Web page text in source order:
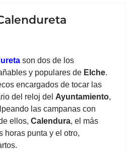
son dos de los
y populares de Elche.
encargados de tocar las
del reloj del Ayuntamiento,
las campanas con
ellos, Calendura, el más
horas punta y el otro,